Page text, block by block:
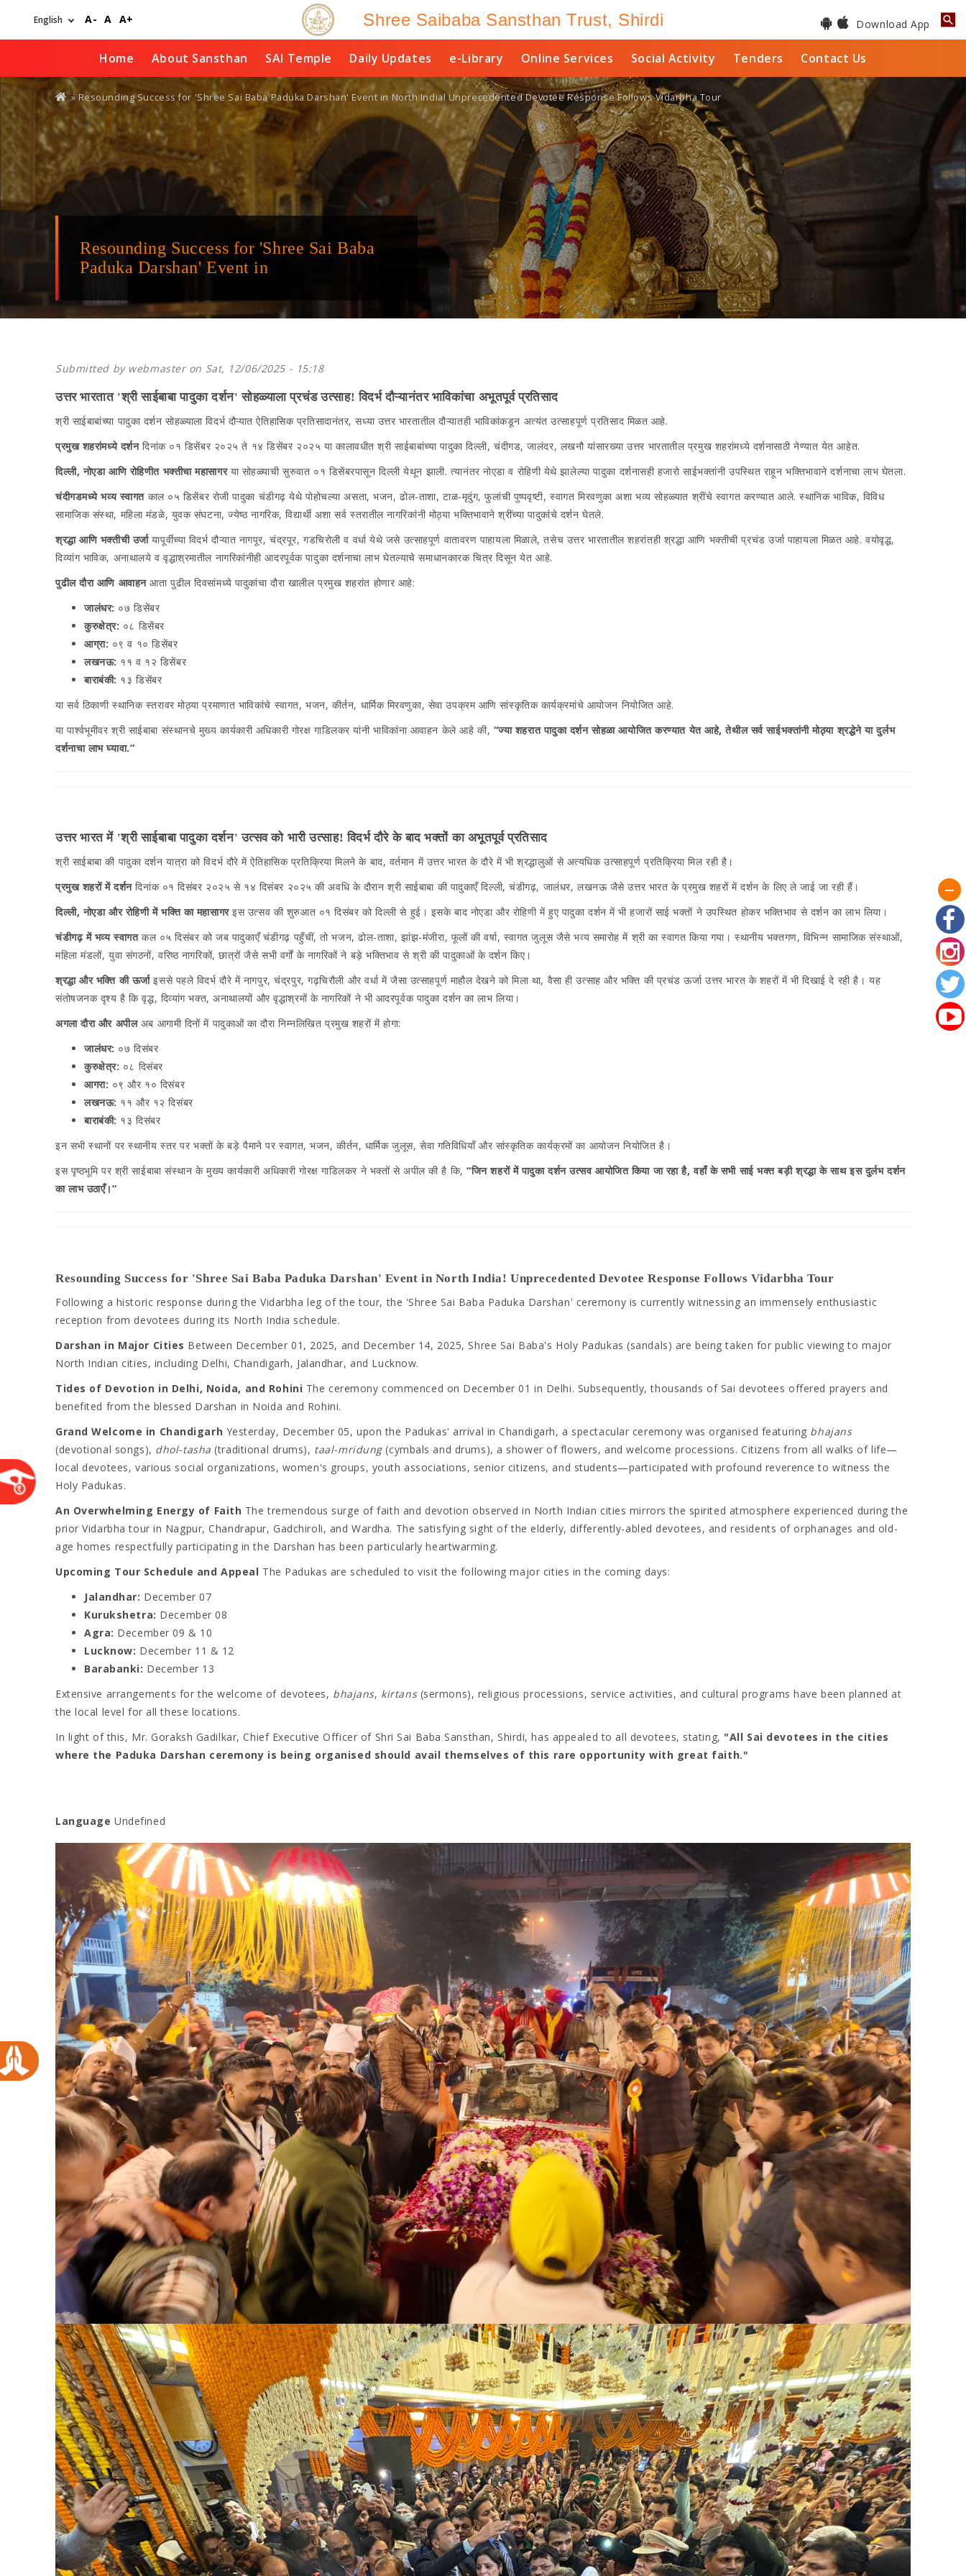
A- A A+ Shree Saibaba Sansthan Trust, Shirdi Download App
Home About Sansthan SAI Temple Daily Updates e-Library Online Services Social Activity Tenders Contact Us
You
are
here
» Resounding Success for 'Shree Sai Baba Paduka Darshan' Event in North India! Unprecedented Devotee Response Follows Vidarbha Tour
Resounding Success for 'Shree Sai Baba
Paduka Darshan' Event in
Submitted by webmasteron Sat, 12/06/2025 - 15:18
उत्तर भारतात 'श्री साईबाबा पादुका दर्शन' सोहळ्याला प्रचंड उत्साह! विदर्भ दौऱ्यानंतर भाविकांचा अभूतपूर्व प्रतिसाद
श्री साईबाबांच्या पादुका दर्शन सोहळ्याला विदर्भ दौऱ्यात ऐतिहासिक प्रतिसादानंतर, सध्या उत्तर भारतातील दौऱ्यातही भाविकांकडून अत्यंत उत्साहपूर्ण प्रतिसाद मिळत आहे.
प्रमुख शहरांमध्ये दर्शनदिनांक ०१ डिसेंबर २०२५ ते १४ डिसेंबर २०२५ या कालावधीत श्री साईबाबांच्या पादुका दिल्ली, चंदीगड, जालंदर, लखनौ यांसारख्या उत्तर भारतातील प्रमुख शहरांमध्ये दर्शनासाठी नेण्यात येत आहेत.
दिल्ली, नोएडा आणि रोहिणीत भक्तीचा महासागरया सोहळ्याची सुरुवात ०१ डिसेंबरपासून दिल्ली येथून झाली. त्यानंतर नोएडा व रोहिणी येथे झालेल्या पादुका दर्शनासही हजारो साईभक्तांनी उपस्थित राहून भक्तिभावाने दर्शनाचा लाभ घेतला.
चंदीगडमध्ये भव्य स्वागतकाल ०५ डिसेंबर रोजी पादुका चंडीगढ़ येथे पोहोचल्या असता, भजन, ढोल-ताशा, टाळ-मृदुंग, फुलांची पुष्पवृष्टी, स्वागत मिरवणुका अशा भव्य सोहळ्यात श्रींचे स्वागत करण्यात आले. स्थानिक भाविक, विविध
सामाजिक संस्था, महिला मंडळे, युवक संघटना, ज्येष्ठ नागरिक, विद्यार्थी अशा सर्व स्तरातील नागरिकांनी मोठ्या भक्तिभावाने श्रींच्या पादुकांचे दर्शन घेतले.
श्रद्धा आणि भक्तीची उर्जायापूर्वीच्या विदर्भ दौऱ्यात नागपूर, चंद्रपूर, गडचिरोली व वर्धा येथे जसे उत्साहपूर्ण वातावरण पाहायला मिळाले, तसेच उत्तर भारतातील शहरांतही श्रद्धा आणि भक्तीची प्रचंड उर्जा पाहायला मिळत आहे. वयोवृद्ध,
दिव्यांग भाविक, अनाथालये व वृद्धाश्रमातील नागरिकांनीही आदरपूर्वक पादुका दर्शनाचा लाभ घेतल्याचे समाधानकारक चित्र दिसून येत आहे.
पुढील दौरा आणि आवाहनआता पुढील दिवसांमध्ये पादुकांचा दौरा खालील प्रमुख शहरांत होणार आहे:
जालंधर: ०७ डिसेंबर
कुरुक्षेत्र: ०८ डिसेंबर
आग्रा: ०९ व १० डिसेंबर
लखनऊ: ११ व १२ डिसेंबर
बाराबंकी: १३ डिसेंबर
या सर्व ठिकाणी स्थानिक स्तरावर मोठ्या प्रमाणात भाविकांचे स्वागत, भजन, कीर्तन, धार्मिक मिरवणुका, सेवा उपक्रम आणि सांस्कृतिक कार्यक्रमांचे आयोजन नियोजित आहे.
या पार्श्वभूमीवर श्री साईबाबा संस्थानचे मुख्य कार्यकारी अधिकारी गोरक्ष गाडिलकर यांनी भाविकांना आवाहन केले आहे की, “ज्या शहरात पादुका दर्शन सोहळा आयोजित करण्यात येत आहे, तेथील सर्व साईभक्तांनी मोठ्या श्रद्धेने या दुर्लभ
दर्शनाचा लाभ घ्यावा.”
उत्तर भारत में 'श्री साईबाबा पादुका दर्शन' उत्सव को भारी उत्साह! विदर्भ दौरे के बाद भक्तों का अभूतपूर्व प्रतिसाद
श्री साईबाबा की पादुका दर्शन यात्रा को विदर्भ दौरे में ऐतिहासिक प्रतिक्रिया मिलने के बाद, वर्तमान में उत्तर भारत के दौरे में भी श्रद्धालुओं से अत्यधिक उत्साहपूर्ण प्रतिक्रिया मिल रही है।
प्रमुख शहरों में दर्शनदिनांक ०१ दिसंबर २०२५ से १४ दिसंबर २०२५ की अवधि के दौरान श्री साईबाबा की पादुकाएँ दिल्ली, चंडीगढ़, जालंधर, लखनऊ जैसे उत्तर भारत के प्रमुख शहरों में दर्शन के लिए ले जाई जा रही हैं।
दिल्ली, नोएडा और रोहिणी में भक्ति का महासागरइस उत्सव की शुरुआत ०१ दिसंबर को दिल्ली से हुई। इसके बाद नोएडा और रोहिणी में हुए पादुका दर्शन में भी हजारों साई भक्तों ने उपस्थित होकर भक्तिभाव से दर्शन का लाभ लिया।
चंडीगढ़ में भव्य स्वागतकल ०५ दिसंबर को जब पादुकाएँ चंडीगढ़ पहुँचीं, तो भजन, ढोल-ताशा, झांझ-मंजीरा, फूलों की वर्षा, स्वागत जुलूस जैसे भव्य समारोह में श्री का स्वागत किया गया। स्थानीय भक्तगण, विभिन्न सामाजिक संस्थाओं,
महिला मंडलों, युवा संगठनों, वरिष्ठ नागरिकों, छात्रों जैसे सभी वर्गों के नागरिकों ने बड़े भक्तिभाव से श्री की पादुकाओं के दर्शन किए।
श्रद्धा और भक्ति की ऊर्जाइससे पहले विदर्भ दौरे में नागपुर, चंद्रपुर, गढ़चिरौली और वर्धा में जैसा उत्साहपूर्ण माहौल देखने को मिला था, वैसा ही उत्साह और भक्ति की प्रचंड ऊर्जा उत्तर भारत के शहरों में भी दिखाई दे रही है। यह
संतोषजनक दृश्य है कि वृद्ध, दिव्यांग भक्त, अनाथालयों और वृद्धाश्रमों के नागरिकों ने भी आदरपूर्वक पादुका दर्शन का लाभ लिया।
अगला दौरा और अपीलअब आगामी दिनों में पादुकाओं का दौरा निम्नलिखित प्रमुख शहरों में होगा:
जालंधर: ०७ दिसंबर
कुरुक्षेत्र: ०८ दिसंबर
आगरा: ०९ और १० दिसंबर
लखनऊ: ११ और १२ दिसंबर
बाराबंकी: १३ दिसंबर
इन सभी स्थानों पर स्थानीय स्तर पर भक्तों के बड़े पैमाने पर स्वागत, भजन, कीर्तन, धार्मिक जुलूस, सेवा गतिविधियाँ और सांस्कृतिक कार्यक्रमों का आयोजन नियोजित है।
इस पृष्ठभूमि पर श्री साईबाबा संस्थान के मुख्य कार्यकारी अधिकारी गोरक्ष गाडिलकर ने भक्तों से अपील की है कि,“जिन शहरों में पादुका दर्शन उत्सव आयोजित किया जा रहा है, वहाँ के सभी साई भक्त बड़ी श्रद्धा के साथ इस दुर्लभ दर्शन
का लाभ उठाएँ।”
Resounding Success for 'Shree Sai Baba Paduka Darshan' Event in North India! Unprecedented Devotee Response Follows Vidarbha Tour
Following a historic response during the Vidarbha leg of the tour, the 'Shree Sai Baba Paduka Darshan' ceremony is currently witnessing an immensely enthusiastic
reception from devotees during its North India schedule.
Darshan in Major Cities Between December 01, 2025, and December 14, 2025, Shree Sai Baba's Holy Padukas (sandals) are being taken for public viewing to major
North Indian cities, including Delhi, Chandigarh, Jalandhar, and Lucknow.
Tides of Devotion in Delhi, Noida, and Rohini The ceremony commenced on December 01 in Delhi. Subsequently, thousands of Sai devotees offered prayers and
benefited from the blessed Darshan in Noida and Rohini.
Grand Welcome in Chandigarh Yesterday, December 05, upon the Padukas' arrival in Chandigarh, a spectacular ceremony was organised featuring bhajans
(devotional songs), dhol-tasha (traditional drums), taal-mridung(cymbals and drums), a shower of flowers, and welcome processions. Citizens from all walks of life—
local devotees, various social organizations, women's groups, youth associations, senior citizens, and students—participated with profound reverence to witness the
Holy Padukas.
An Overwhelming Energy of Faith The tremendous surge of faith and devotion observed in North Indian cities mirrors the spirited atmosphere experienced during the
prior Vidarbha tour in Nagpur, Chandrapur, Gadchiroli, and Wardha. The satisfying sight of the elderly, differently-abled devotees, and residents of orphanages and old-
age homes respectfully participating in the Darshan has been particularly heartwarming.
Upcoming Tour Schedule and Appeal The Padukas are scheduled to visit the following major cities in the coming days:
Jalandhar: December 07
Kurukshetra: December 08
Agra: December 09 & 10
Lucknow: December 11 & 12
Barabanki: December 13
Extensive arrangements for the welcome of devotees, bhajans, kirtans(sermons), religious processions, service activities, and cultural programs have been planned at
the local level for all these locations.
In light of this, Mr. Goraksh Gadilkar, Chief Executive Officer of Shri Sai Baba Sansthan, Shirdi, has appealed to all devotees, stating, "All Sai devotees in the cities
where the Paduka Darshan ceremony is being organised should avail themselves of this rare opportunity with great faith."
Language Undefined